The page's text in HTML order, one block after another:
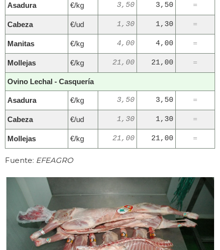
Asadura €/kg 3,50 3,50 =
Cabeza €/ud 1,30 1,30 =
Manitas €/kg 4,00 4,00 =
Mollejas €/kg 21,00 21,00 =
Ovino Lechal - Casquería
Asadura €/kg 3,50 3,50 =
Cabeza €/ud 1,30 1,30 =
Mollejas €/kg 21,00 21,00 =
Fuente: EFEAGRO